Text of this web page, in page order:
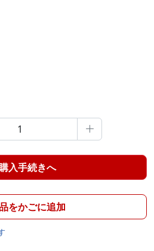

入手続きへ
をかごに追加